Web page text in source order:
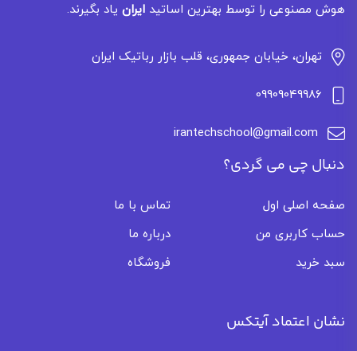
هوش مصنوعی را توسط بهترین اساتید ایران یاد بگیرند.
تهران، خیابان جمهوری، قلب بازار رباتیک ایران
09909049986
irantechschool@gmail.com
دنبال چی می گردی؟
صفحه اصلی اول
تماس با ما
حساب کاربری من
درباره ما
سبد خرید
فروشگاه
نشان اعتماد آیتکس